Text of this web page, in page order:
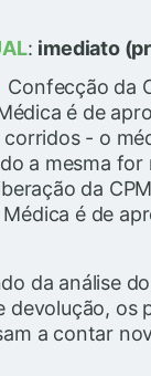
: imediato
Confecção da
é de
- o
a mesma for
da
é de
da análise
devolução, os
a contar